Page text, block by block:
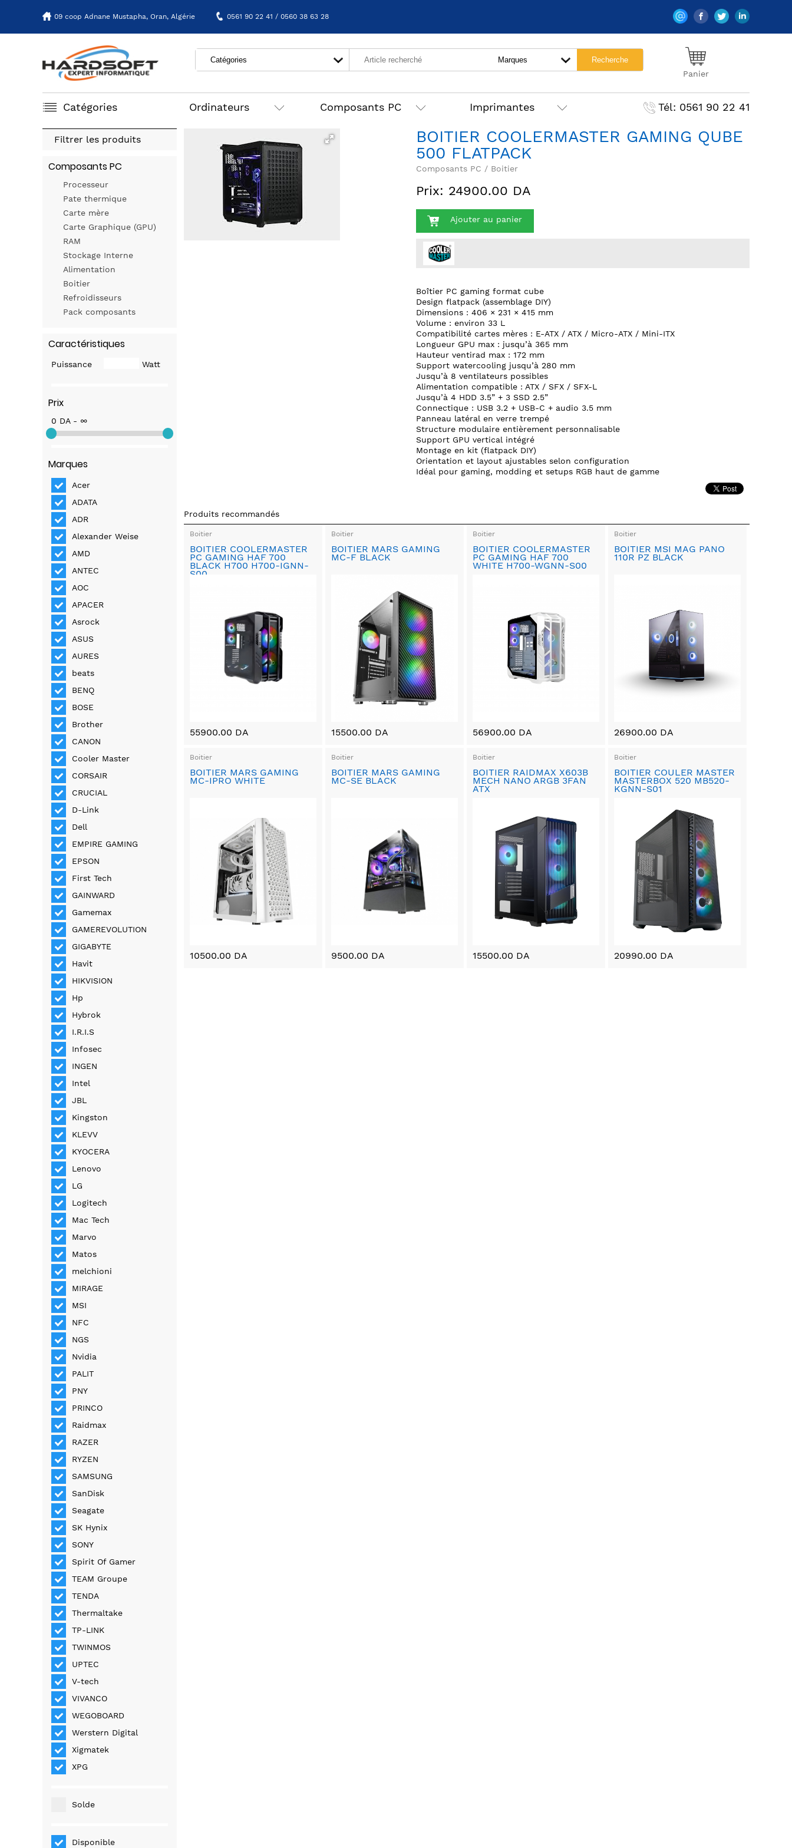
09 coop Adnane Mustapha, Oran, Algérie 0561 90 22 41 / 0560 38 63 28
Panier
Catégories Ordinateurs Composants PC Imprimantes Tél: 0561 90 22 41
BOITIER COOLERMASTER GAMING QUBE
500 FLATPACK
Composants PC / Boitier
Prix: 24900.00 DA
Ajouter au panier
Boîtier PC gaming format cube
Design flatpack (assemblage DIY)
Dimensions : 406 × 231 × 415 mm
Volume : environ 33 L
Compatibilité cartes mères : E-ATX / ATX / Micro-ATX / Mini-ITX
Longueur GPU max : jusqu’à 365 mm
Hauteur ventirad max : 172 mm
Support watercooling jusqu’à 280 mm
Jusqu’à 8 ventilateurs possibles
Alimentation compatible : ATX / SFX / SFX-L
Jusqu’à 4 HDD 3.5” + 3 SSD 2.5”
Connectique : USB 3.2 + USB-C + audio 3.5 mm
Panneau latéral en verre trempé
Structure modulaire entièrement personnalisable
Support GPU vertical intégré
Montage en kit (flatpack DIY)
Orientation et layout ajustables selon configuration
Idéal pour gaming, modding et setups RGB haut de gamme
Produits recommandés
Boitier
BOITIER COOLERMASTER
PC GAMING HAF 700
BLACK H700 H700-IGNN-
S00
55900.00 DA
Boitier
BOITIER MARS GAMING
MC-F BLACK
15500.00 DA
Boitier
BOITIER COOLERMASTER
PC GAMING HAF 700
WHITE H700-WGNN-S00
56900.00 DA
Boitier
BOITIER MSI MAG PANO
110R PZ BLACK
26900.00 DA
Boitier
BOITIER MARS GAMING
MC-IPRO WHITE
10500.00 DA
Boitier
BOITIER MARS GAMING
MC-SE BLACK
9500.00 DA
Boitier
BOITIER RAIDMAX X603B
MECH NANO ARGB 3FAN
ATX
15500.00 DA
Boitier
BOITIER COULER MASTER
MASTERBOX 520 MB520-
KGNN-S01
20990.00 DA
Filtrer les produits
Composants PC
Processeur
Pate thermique
Carte mère
Carte Graphique (GPU)
RAM
Stockage Interne
Alimentation
Boitier
Refroidisseurs
Pack composants
Caractéristiques
Puissance Watt
Prix
0 DA - ∞
Marques
Acer
ADATA
ADR
Alexander Weise
AMD
ANTEC
AOC
APACER
Asrock
ASUS
AURES
beats
BENQ
BOSE
Brother
CANON
Cooler Master
CORSAIR
CRUCIAL
D-Link
Dell
EMPIRE GAMING
EPSON
First Tech
GAINWARD
Gamemax
GAMEREVOLUTION
GIGABYTE
Havit
HIKVISION
Hp
Hybrok
I.R.I.S
Infosec
INGEN
Intel
JBL
Kingston
KLEVV
KYOCERA
Lenovo
LG
Logitech
Mac Tech
Marvo
Matos
melchioni
MIRAGE
MSI
NFC
NGS
Nvidia
PALIT
PNY
PRINCO
Raidmax
RAZER
RYZEN
SAMSUNG
SanDisk
Seagate
SK Hynix
SONY
Spirit Of Gamer
TEAM Groupe
TENDA
Thermaltake
TP-LINK
TWINMOS
UPTEC
V-tech
VIVANCO
WEGOBOARD
Werstern Digital
Xigmatek
XPG
Solde
Disponible